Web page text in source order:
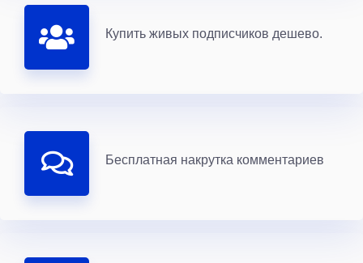
Купить живых подписчиков дешево.
Бесплатная накрутка комментариев